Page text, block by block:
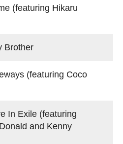
Hikaru
(featuring Coco
(featuring
and Kenny